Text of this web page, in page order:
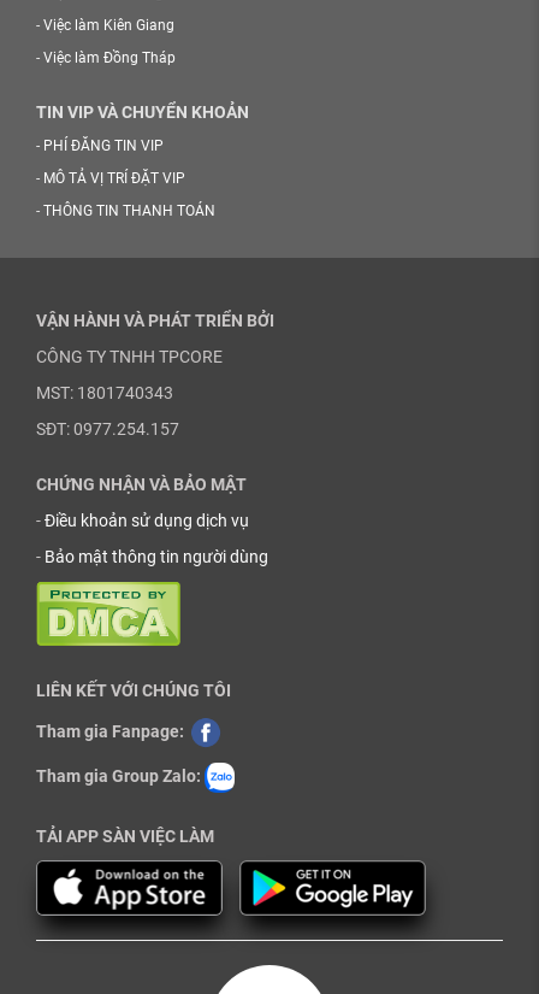
- Việc làm Kiên Giang
- Việc làm Đồng Tháp
TIN VIP VÀ CHUYỂN KHOẢN
- PHÍ ĐĂNG TIN VIP
- MÔ TẢ VỊ TRÍ ĐẶT VIP
- THÔNG TIN THANH TOÁN
VẬN HÀNH VÀ PHÁT TRIỂN BỞI
CÔNG TY TNHH TPCORE
MST: 1801740343
SĐT: 0977.254.157
CHỨNG NHẬN VÀ BẢO MẬT
-Điều khoản sử dụng dịch vụ
- Bảo mật thông tin người dùng
LIÊN KẾT VỚI CHÚNG TÔI
Tham gia Fanpage:
Tham gia Group Zalo:
TẢI APP SÀN VIỆC LÀM